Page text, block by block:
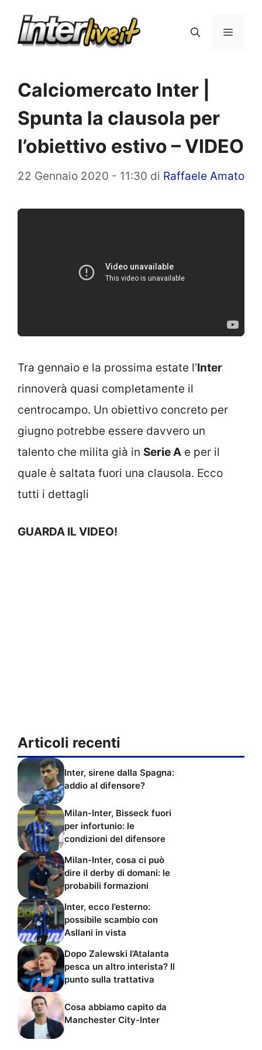
Menu
Calciomercato Inter |
Spunta la clausola per
l’obiettivo estivo – VIDEO
22 Gennaio 2020 - 11:30 di Raffaele Amato
Tra gennaio e la prossima estate l’Inter
rinnoverà quasi completamente il
centrocampo. Un obiettivo concreto per
giugno potrebbe essere davvero un
talento che milita già in Serie A e per il
quale è saltata fuori una clausola. Ecco
tutti i dettagli
GUARDA IL VIDEO!
Articoli recenti
Inter, sirene dalla Spagna:
addio al difensore?
Milan-Inter, Bisseck fuori
per infortunio: le
condizioni del difensore
Milan-Inter, cosa ci può
dire il derby di domani: le
probabili formazioni
Inter, ecco l’esterno:
possibile scambio con
Asllani in vista
Dopo Zalewski l’Atalanta
pesca un altro interista? Il
punto sulla trattativa
Cosa abbiamo capito da
Manchester City-Inter